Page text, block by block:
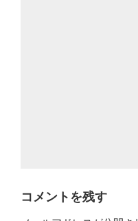
コメントを残す